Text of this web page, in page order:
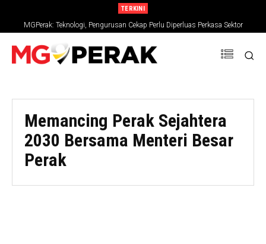
TERKINI
MGPerak: Teknologi, Pengurusan Cekap Perlu Diperluas Perkasa Sektor
Pertanian
Bangkai ikan lumba-lumba Irrawaddy terdampar di Ban Pecah
Memancing Perak Sejahtera
2030 Bersama Menteri Besar
Perak